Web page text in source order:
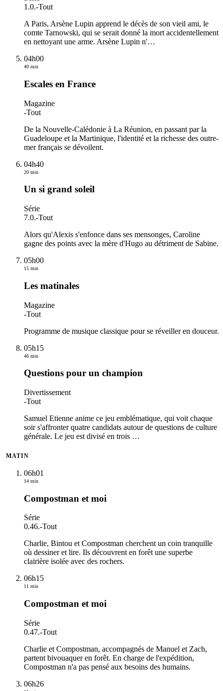
1.0.-Tout
A Paris, Arsène Lupin apprend le décès de son vieil ami, le
comte Tarnowski, qui se serait donné la mort accidentellement
en nettoyant une arme. Arsène Lupin n'…
04h00
40 min
Escales en France
Magazine
-Tout
De la Nouvelle-Calédonie à La Réunion, en passant par la
Guadeloupe et la Martinique, l'identité et la richesse des outre-
mer français se dévoilent.
04h40
20 min
Un si grand soleil
Série
7.0.-Tout
Alors qu'Alexis s'enfonce dans ses mensonges, Caroline
gagne des points avec la mère d'Hugo au détriment de Sabine.
05h00
15 min
Les matinales
Magazine
-Tout
Programme de musique classique pour se réveiller en douceur.
05h15
46 min
Questions pour un champion
Divertissement
-Tout
Samuel Etienne anime ce jeu emblématique, qui voit chaque
soir s'affronter quatre candidats autour de questions de culture
générale. Le jeu est divisé en trois …
MATIN
06h01
14 min
Compostman et moi
Série
0.46.-Tout
Charlie, Bintou et Compostman cherchent un coin tranquille
où dessiner et lire. Ils découvrent en forêt une superbe
clairière isolée avec des rochers.
06h15
11 min
Compostman et moi
Série
0.47.-Tout
Charlie et Compostman, accompagnés de Manuel et Zach,
partent bivouaquer en forêt. En charge de l'expédition,
Compostman n'a pas pensé aux besoins des humains.
06h26